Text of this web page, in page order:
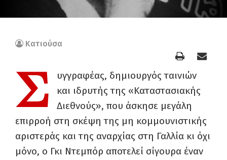
Κατιούσα
Σ
υγγραφέας, δημιουργός ταινιών
και ιδρυτής της «Καταστασιακής
Διεθνούς», που άσκησε μεγάλη
επιρροή στη σκέψη της μη κομμουνιστικής
αριστεράς και της αναρχίας στη Γαλλία κι όχι
μόνο, ο Γκι Ντεμπόρ αποτελεί σίγουρα έναν